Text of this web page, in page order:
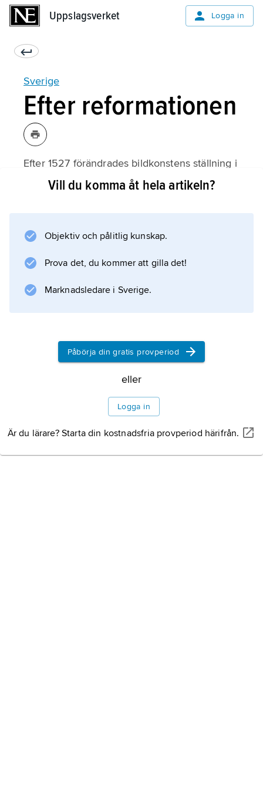
Uppslagsverket Logga in
Sverige
Efter reformationen
Efter 1527 förändrades bildkonstens ställning i
Sverige radikalt. Det skulle dröja ett halvsekel
flesta konstförvärven – även för den kyrkliga
miljön. Det blev nu inom de härskande
Vill du komma åt hela artikeln?
Objektiv och pålitlig kunskap.
Prova det, du kommer att gilla det!
Marknadsledare i Sverige.
Påbörja din gratis provperiod
eller
Logga in
Är du lärare? Starta din kostnadsfria provperiod härifrån.